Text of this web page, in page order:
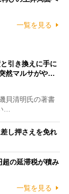
一覧を見る
引き換えに手に
然マルサがや…
貝清明氏の著書
…
し押さえを免れ
の延滞税が積み
一覧を見る